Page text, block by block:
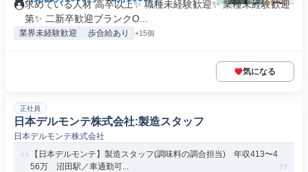
求めている人材 高卒以上✨ 職種未経験歓迎✨ 業種未経験歓迎
第✨ 二新卒歓迎ブランクO...
業界未経験歓迎 歩合給あり +15個
気になる
正社員
日本デルモンテ株式会社:製造スタッフ
日本デルモンテ株式会社
【日本デルモンテ】製造スタッフ(調味料の調合担当) 年収413〜4
56万 沼田駅／車通勤可...